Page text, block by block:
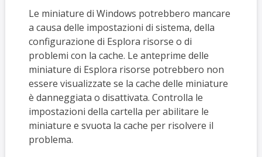
Le miniature di Windows potrebbero mancare
a causa delle impostazioni di sistema, della
configurazione di Esplora risorse o di
problemi con la cache. Le anteprime delle
miniature di Esplora risorse potrebbero non
essere visualizzate se la cache delle miniature
è danneggiata o disattivata. Controlla le
impostazioni della cartella per abilitare le
miniature e svuota la cache per risolvere il
problema.